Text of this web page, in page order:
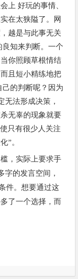
上 好玩的事情、
在太狭隘了。网
越是与此事无关
知来判断。一个
你照顾草根情结
且短小精练地把
的判断呢？因为
无法形成决策，
无辜的现象就要
只有很少人关注
”。
，实际上要求手
字的发言空间，
件。想要通过这
了一个选择，而